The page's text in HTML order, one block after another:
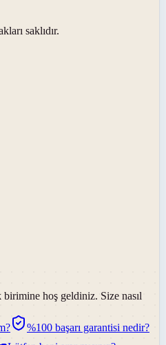
saklıdır.
birimine hoş geldiniz. Size nasıl
%100 başarı garantisi nedir?